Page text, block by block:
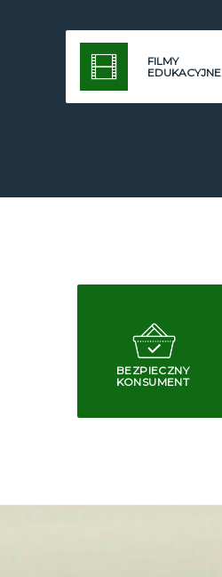
FILMY
EDUKACYJNE
BEZPIECZNY
KONSUMENT